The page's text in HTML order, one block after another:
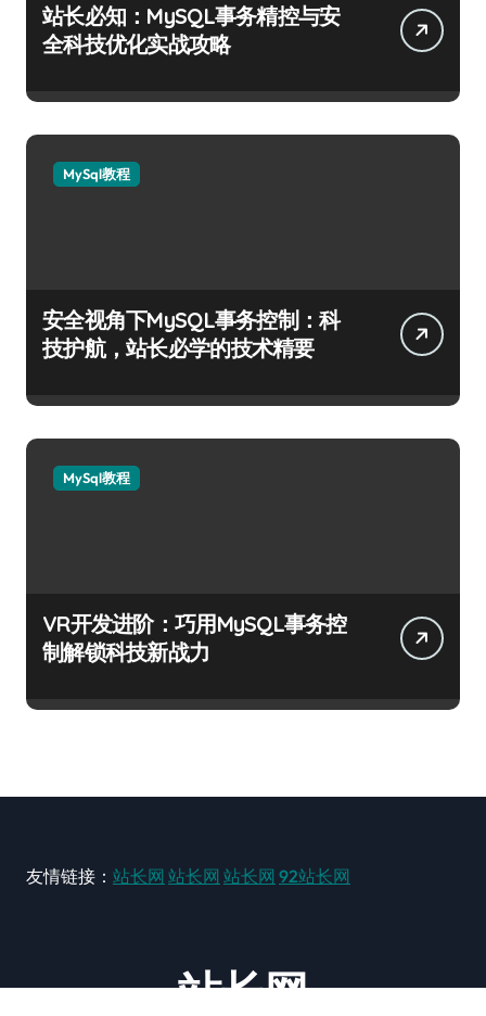
站长必知：MySQL事务精控与安
全科技优化实战攻略
MySql教程
安全视角下MySQL事务控制：科
技护航，站长必学的技术精要
MySql教程
VR开发进阶：巧用MySQL事务控
制解锁科技新战力
友情链接： 站长网 站长网 站长网 92站长网
站长网